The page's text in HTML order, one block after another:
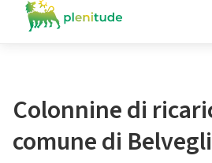
Colonnine di
comune di